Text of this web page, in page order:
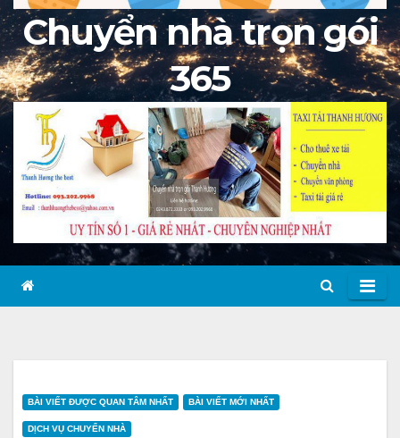
Chuyển nhà trọn gói
365
BÀI VIẾT ĐƯỢC QUAN TÂM NHẤT BÀI VIẾT MỚI NHẤT
DỊCH VỤ CHUYỂN NHÀ